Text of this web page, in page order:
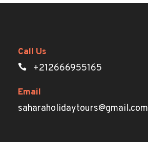
Call Us
+212666955165
Email
saharaholidaytours@gmail.com